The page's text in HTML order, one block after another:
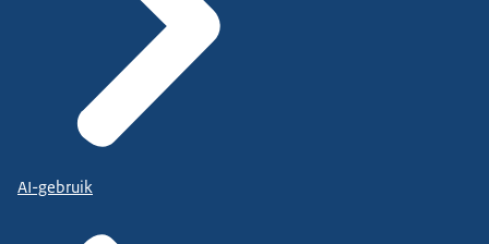
AI-gebruik